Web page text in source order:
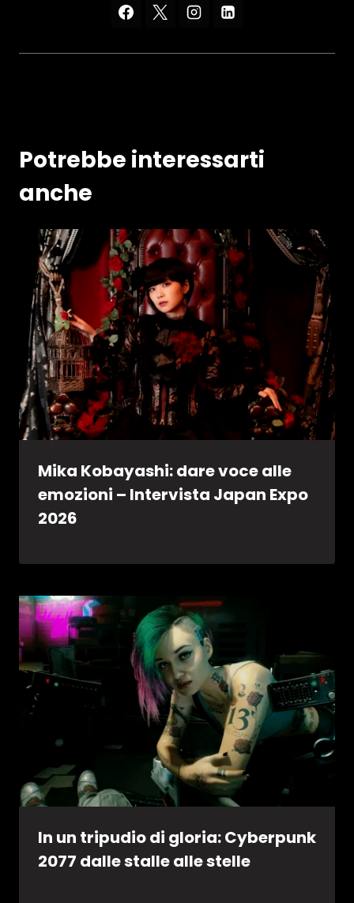
Potrebbe interessarti
anche
Mika Kobayashi: dare voce alle
emozioni – Intervista Japan Expo
2026
In un tripudio di gloria: Cyberpunk
2077 dalle stalle alle stelle